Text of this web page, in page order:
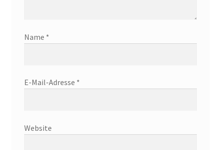
Name *
E-Mail-Adresse *
Website